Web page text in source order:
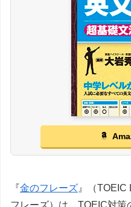
『金のフレーズ 』（TOEIC